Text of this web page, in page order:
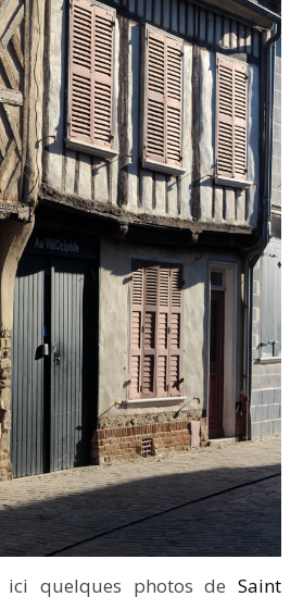
ici quelques photos de Saint